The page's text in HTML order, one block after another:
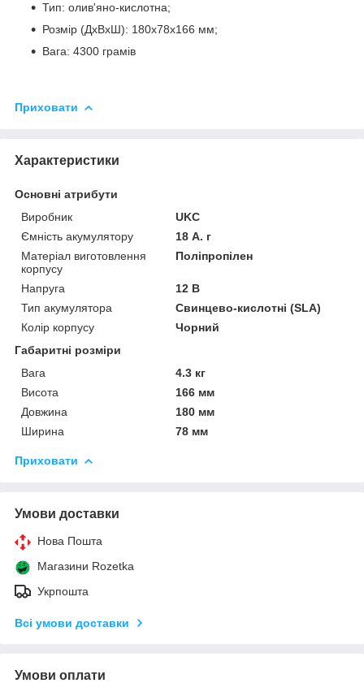
Тип: олив'яно-кислотна;
Розмір (ДхВхШ): 180х78х166 мм;
Вага: 4300 грамів
Приховати
Характеристики
Основні атрибути
Виробник
UKC
Ємність акумулятору
18 А. г
Матеріал виготовлення
корпусу
Поліпропілен
Напруга
12 В
Тип акумулятора
Свинцево-кислотні (SLA)
Колір корпусу
Чорний
Габаритні розміри
Вага
4.3 кг
Висота
166 мм
Довжина
180 мм
Ширина
78 мм
Приховати
Умови доставки
Нова Пошта
Магазини Rozetka
Укрпошта
Всі умови доставки
Умови оплати